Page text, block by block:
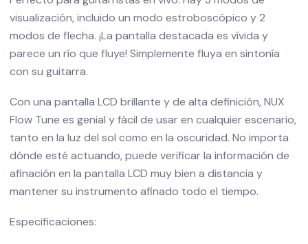
visualización, incluido un modo estroboscópico y 2
modos de flecha. ¡La pantalla destacada es vívida y
parece un río que fluye! Simplemente fluya en sintonía
con su guitarra.
Con una pantalla LCD brillante y de alta definición, NUX
Flow Tune es genial y fácil de usar en cualquier escenario,
tanto en la luz del sol como en la oscuridad. No importa
dónde esté actuando, puede verificar la información de
afinación en la pantalla LCD muy bien a distancia y
mantener su instrumento afinado todo el tiempo.
Especificaciones: